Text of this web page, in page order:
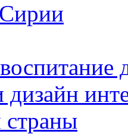
страны